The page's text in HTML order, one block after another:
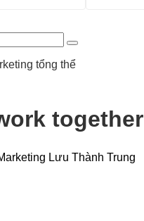
together
Lưu Thành Trung